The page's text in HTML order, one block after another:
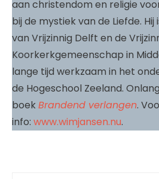
aan christendom en religie
bij de mystiek van de Liefde.
van Vrijzinnig Delft en de
Koorkerkgemeenschap in
lange tijd werkzaam in het
de Hogeschool Zeeland.
boekBrandend verlangen.
info: www.wimjansen.nu.